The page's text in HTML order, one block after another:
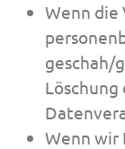
Wenn die
geschah/
Löschung
Wenn wir